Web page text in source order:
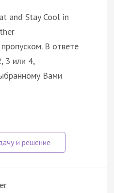
and Stay Cool in
В ответе
3 или 4,
Вами